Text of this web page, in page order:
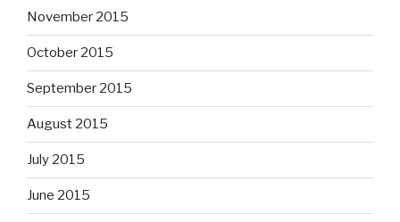
November 2015
October 2015
September 2015
August 2015
July 2015
June 2015